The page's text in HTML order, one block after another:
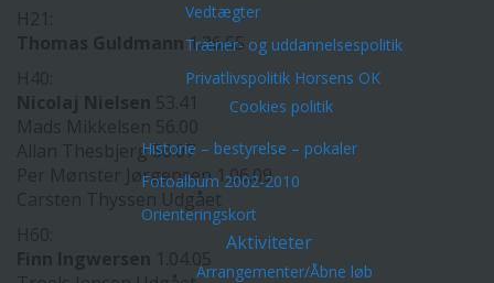
Vedtægter
Træner- og uddannelsespolitik
Privatlivspolitik Horsens OK
Cookies politik
Historie – bestyrelse – pokaler
Fotoalbum 2002-2010
Orienteringskort
Aktiviteter
Arrangementer/Åbne løb
1.36.55
Allan Thesbjerg 56.07
Per Mønster Jørgensen 1.06.09